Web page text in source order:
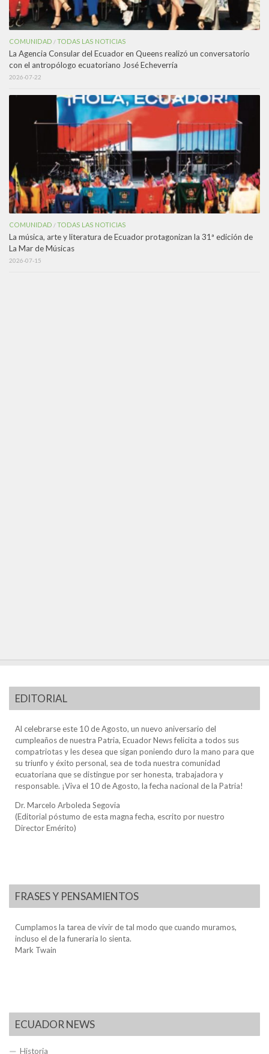
COMUNIDAD /TODAS LAS NOTICIAS
La Agencia Consular del Ecuador en Queens realizó un conversatorio
con el antropólogo ecuatoriano José Echeverría
2026-07-22
COMUNIDAD /TODAS LAS NOTICIAS
La música, arte y literatura de Ecuador protagonizan la 31ª edición de
La Mar de Músicas
2026-07-15
EDITORIAL
Al celebrarse este 10 de Agosto, un nuevo aniversario del
cumpleaños de nuestra Patria, Ecuador News felicita a todos sus
compatriotas y les desea que sigan poniendo duro la mano para que
su triunfo y éxito personal, sea de toda nuestra comunidad
ecuatoriana que se distingue por ser honesta, trabajadora y
responsable. ¡Viva el 10 de Agosto, la fecha nacional de la Patria!
Dr. Marcelo Arboleda Segovia
(Editorial póstumo de esta magna fecha, escrito por nuestro
Director Emérito)
FRASES Y PENSAMIENTOS
Cumplamos la tarea de vivir de tal modo que cuando muramos,
incluso el de la funeraria lo sienta.
Mark Twain
ECUADOR NEWS
Historia